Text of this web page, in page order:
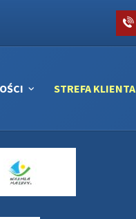
STREFA KLIENTA